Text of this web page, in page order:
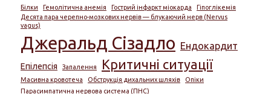
Білки Гемолітична анемія Гострий інфаркт міокарда
Гіпоглікемія
Десята пара черепно-мозкових нервів — блукаючий нерв (Nervus
vagus)
Джеральд Сізадло Ендокардит
Епілепсія Запалення Критичні ситуації
Масивна кровотеча Обструкція дихальних шляхів
Опіки
Парасимпатична нервова система (ПНС)